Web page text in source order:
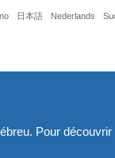
日本語 Nederlands
Pour découvrir